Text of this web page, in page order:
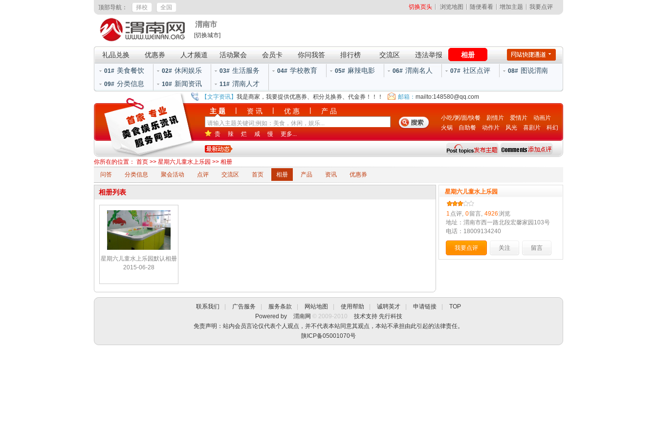
顶部导航： 择校 全国 切换页头 浏览地图 随便看看 增加主题 我要点评
渭南市
[切换城市]
礼品兑换 优惠券 人才频道 活动聚会 会员卡 你问我答 排行榜 交流区 违法举报 相册
01# 美食餐饮 02# 休闲娱乐 03# 生活服务 04# 学校教育 05# 麻辣电影 06# 渭南名人 07# 社区点评 08# 图说渭南
09# 分类信息 10# 新闻资讯 11# 渭南人才
【文字资讯】 我是商家，我要提供优惠券、积分兑换券、代金券！！！ 邮箱： mailto:148580@qq.com
主 题 | 资 讯 | 优 惠 | 产 品
小吃/粥/面/快餐 剧情片 爱情片
动画片
火锅
自助餐 动作片 风光 喜剧片
科幻
贵 辣 烂 咸 慢 更多...
你所在的位置： 首页 >> 星期六儿童水上乐园 >> 相册
问答
分类信息 聚会活动 点评 交流区 首页 相册 产品 资讯 优惠券
相册列表
星期六儿童水上乐园默认相册
2015-06-28
星期六儿童水上乐园
1 点评, 0留言, 4926浏览
地址：渭南市西一路北段宏馨家园103号
电话：18009134240
我要点评 关注 留言
联系我们 广告服务 服务条款 网站地图 使用帮助 诚聘英才 申请链接
TOP
Powered by
渭南网 © 2009-2010 技术支持 先行科技
免责声明：站内会员言论仅代表个人观点，并不代表本站同意其观点，本站不承担由此引起的法律责任。
陕ICP备05001070号